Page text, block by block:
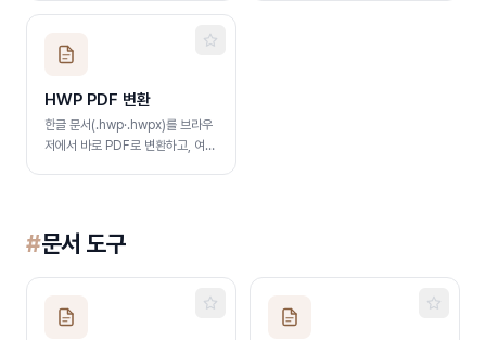
로 변환
HWP PDF 변환
한글 문서(.hwp·.hwpx)를 브라우
저에서 바로 PDF로 변환하고, 여러
#문서 도구